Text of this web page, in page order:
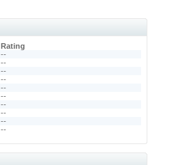
Rating
--
--
--
--
--
--
--
--
--
--